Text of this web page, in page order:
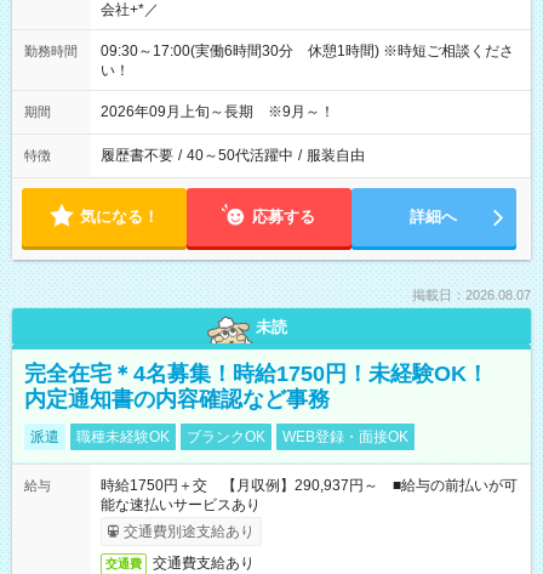
会社+*／
勤務時間
09:30～17:00(実働6時間30分 休憩1時間) ※時短ご相談くださ
い！
期間 2026年09月上旬～長期 ※9月～！
特徴 履歴書不要 / 40～50代活躍中 / 服装自由
気になる！ 応募する 詳細へ
掲載日：2026.08.07
未読
完全在宅＊4名募集！時給1750円！未経験OK！
内定通知書の内容確認など事務
派遣 職種未経験OK ブランクOK WEB登録・面接OK
給与
時給1750円＋交 【月収例】290,937円～ ■給与の前払いが可
能な速払いサービスあり
交通費別途支給あり
交通費 交通費支給あり